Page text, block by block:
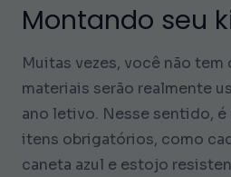
Montando seu
Muitas vezes, você não tem
materiais serão realmente
ano letivo. Nesse sentido,
itens obrigatórios, como
caneta azul e estojo